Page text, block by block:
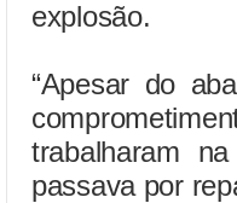
explosão.
“Apesar do
trabalharam
passava por